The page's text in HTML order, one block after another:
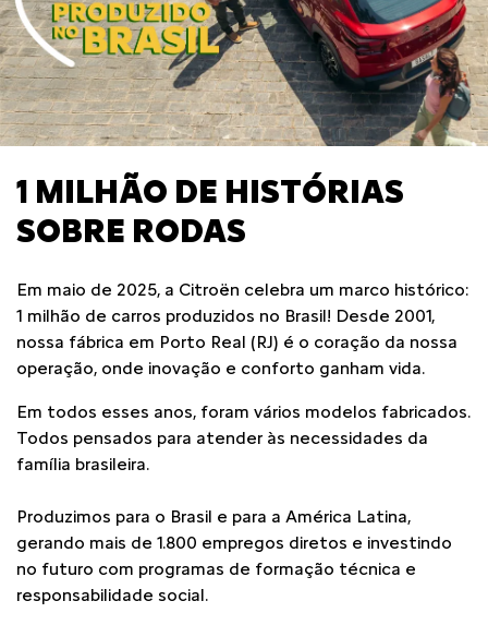
1 MILHÃO DE HISTÓRIAS
SOBRE RODAS
Em maio de 2025, a Citroën celebra um marco histórico:
1 milhão de carros produzidos no Brasil! Desde 2001,
nossa fábrica em Porto Real (RJ) é o coração da nossa
operação, onde inovação e conforto ganham vida.
Em todos esses anos, foram vários modelos fabricados.
Todos pensados para atender às necessidades da
família brasileira.
Produzimos para o Brasil e para a América Latina,
gerando mais de 1.800 empregos diretos e investindo
no futuro com programas de formação técnica e
responsabilidade social.